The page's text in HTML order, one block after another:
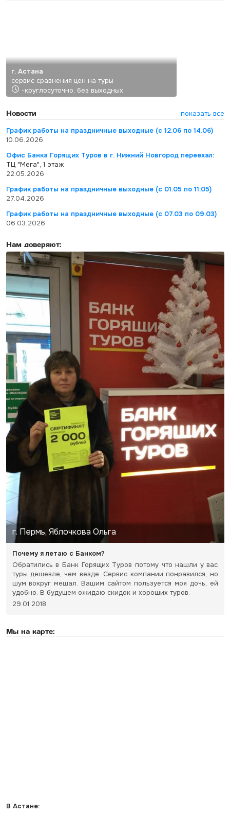
г. Астана
сервис сравнения цен на туры
-круглосуточно, без выходных
Новости
показать все
График работы на праздничные выходные (с 12.06 по 14.06)
10.06.2026
Офис Банка Горящих Туров в г. Нижний Новгород переехал:
ТЦ "Мега", 1 этаж
22.05.2026
График работы на праздничные выходные (с 01.05 по 11.05)
27.04.2026
График работы на праздничные выходные (с 07.03 по 09.03)
06.03.2026
Нам доверяют:
г. Пермь, Яблочкова Ольга
Почему я летаю с Банком?
Обратились в Банк Горящих Туров потому что нашли у вас
туры дешевле, чем везде. Сервис компании понравился, но
шум вокруг мешал. Вашим сайтом пользуется моя дочь, ей
удобно. В будущем ожидаю скидок и хороших туров.
29.01.2018
Мы на карте:
В Астане: